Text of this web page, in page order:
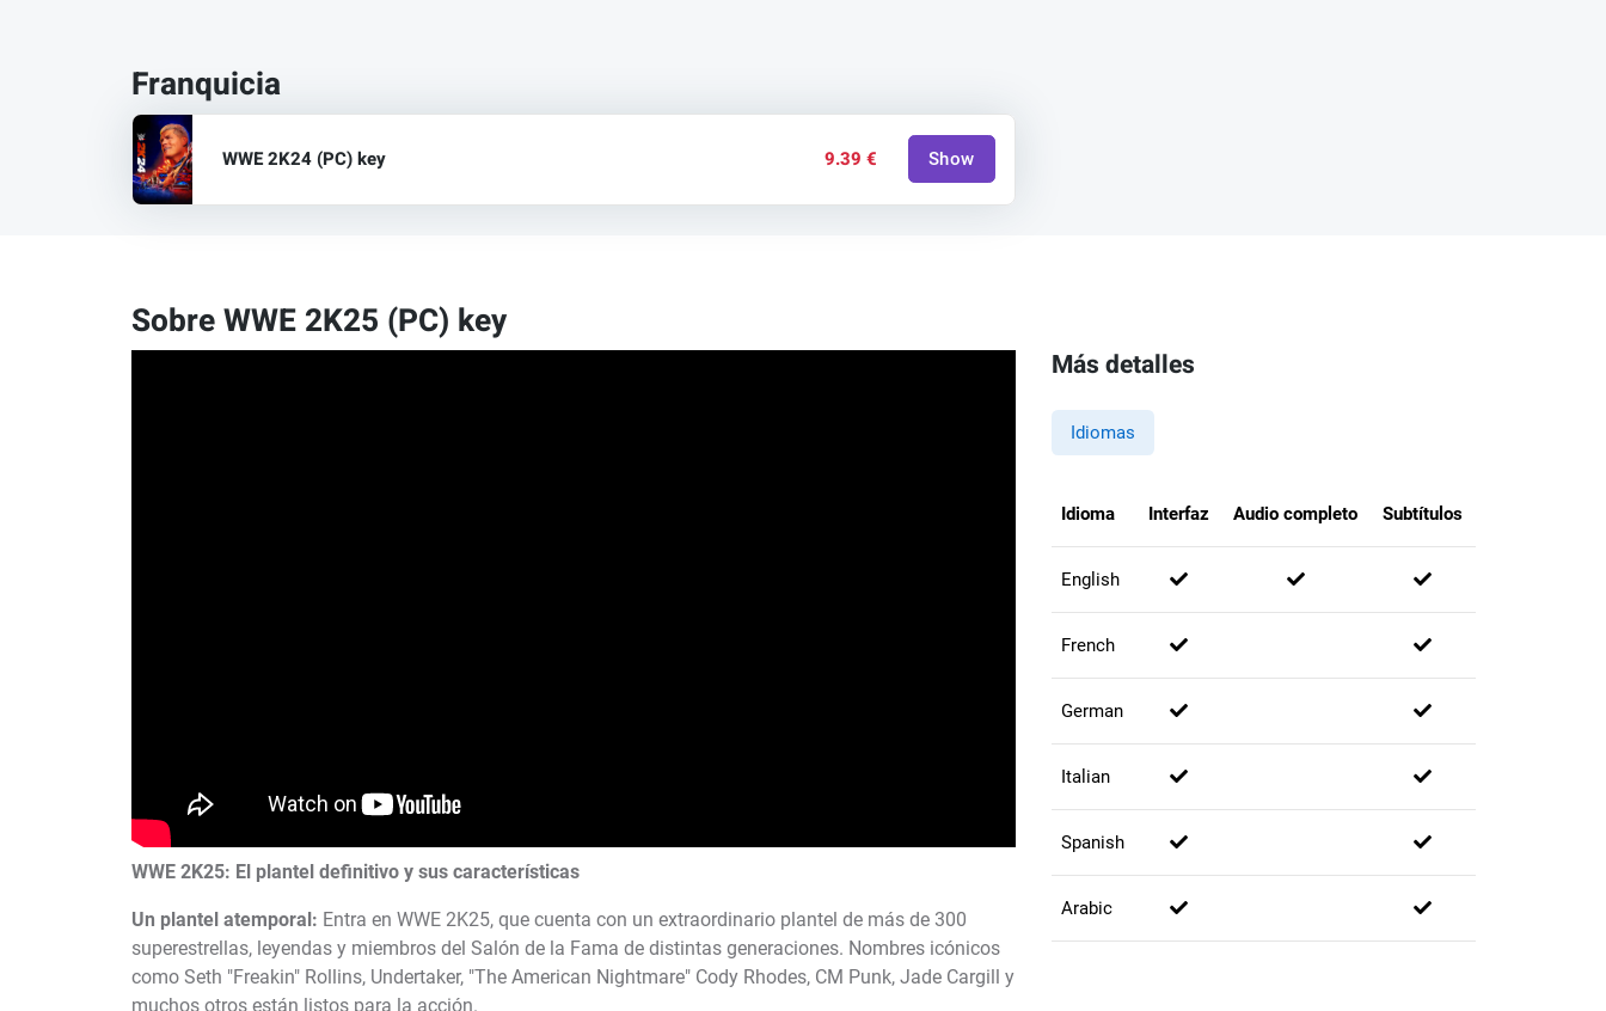
Franquicia
WWE 2K24 (PC) key 9.39 € Show
Sobre WWE 2K25 (PC) key
WWE 2K25: El plantel definitivo y sus características
Un plantel atemporal: Entra en WWE 2K25, que cuenta con un extraordinario plantel de más de 300
superestrellas, leyendas y miembros del Salón de la Fama de distintas generaciones. Nombres icónicos
como Seth "Freakin" Rollins, Undertaker, "The American Nightmare" Cody Rhodes, CM Punk, Jade Cargill y
muchos otros están listos para la acción.
Más detalles
Idiomas
Idioma Interfaz Audio completo Subtítulos
English
French
German
Italian
Spanish
Arabic